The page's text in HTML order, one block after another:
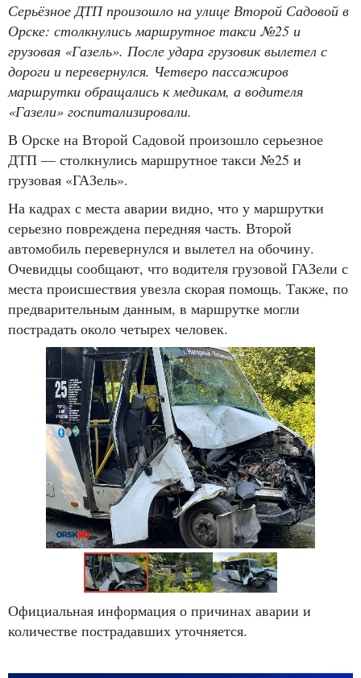
Серьёзное ДТП произошло на улице Второй Садовой в
Орске: столкнулись маршрутное такси №25 и
грузовая «Газель». После удара грузовик вылетел с
дороги и перевернулся. Четверо пассажиров
маршрутки обращались к медикам, а водителя
«Газели» госпитализировали.
В Орске на Второй Садовой произошло серьезное
ДТП — столкнулись маршрутное такси №25 и
грузовая «ГАЗель».
На кадрах с места аварии видно, что у маршрутки
серьезно повреждена передняя часть. Второй
автомобиль перевернулся и вылетел на обочину.
Очевидцы сообщают, что водителя грузовой ГАЗели с
места происшествия увезла скорая помощь. Также, по
предварительным данным, в маршрутке могли
пострадать около четырех человек.
Официальная информация о причинах аварии и
количестве пострадавших уточняется.